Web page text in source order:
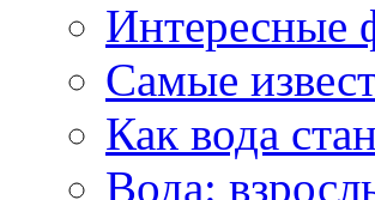
Интересные
Самые
Как вода
Вода: